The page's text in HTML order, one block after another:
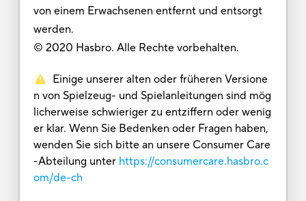
von einem Erwachsenen entfernt und entsorgt
werden.
© 2020 Hasbro. Alle Rechte vorbehalten.
Einige unserer alten oder früheren Versione
n von Spielzeug- und Spielanleitungen sind mög
licherweise schwieriger zu entziffern oder wenig
er klar. Wenn Sie Bedenken oder Fragen haben,
wenden Sie sich bitte an unsere Consumer Care
-Abteilung unter https://consumercare.hasbro.c
om/de-ch